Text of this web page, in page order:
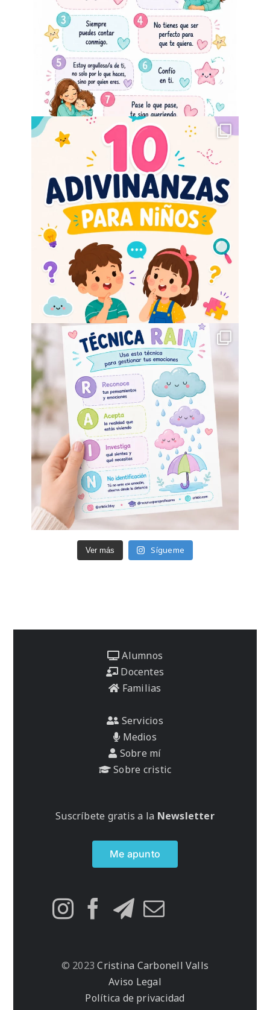
Ver más Sígueme
Alumnos
Docentes
Familias
Servicios
Medios
Sobre mí
Sobre cristic
Suscríbete gratis a la Newsletter
Me apunto
© 2023 Cristina Carbonell Valls
Aviso Legal
Política de privacidad